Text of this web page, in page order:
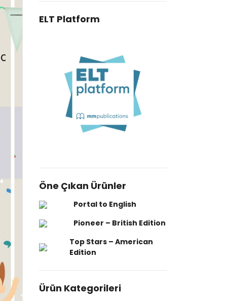
ELT Platform
Öne Çıkan Ürünler
Portal to English
Pioneer – British Edition
Top Stars – American
Edition
Ürün Kategorileri